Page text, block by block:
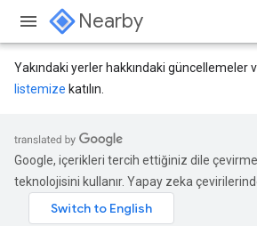
Nearby
Yakındaki yerler hakkındaki güncellemeler
listemize katılın.
Google, içerikleri tercih ettiğiniz dile
teknolojisini kullanır. Yapay zeka